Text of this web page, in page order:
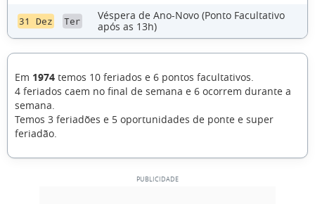
31 Dez Ter
Véspera de Ano-Novo (Ponto Facultativo
após as 13h)
Em 1974 temos 10 feriados e 6 pontos facultativos.
4 feriados caem no final de semana e 6 ocorrem durante a
semana.
Temos 3 feriadões e 5 oportunidades de ponte e super
feriadão.